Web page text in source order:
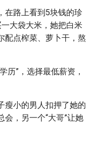
在路上看到5块钱的珍
大袋大米，她把白米
配点榨菜、萝卜干，熬
历”，选择最低薪资，
瘦小的男人扣押了她的
，另一个“大哥”让她